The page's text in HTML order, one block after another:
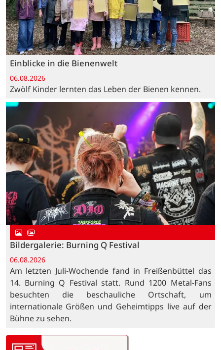
Einblicke in die Bienenwelt
06.08.2026
Zwölf Kinder lernten das Leben der Bienen kennen.
Bildergalerie: Burning Q Festival
06.08.2026
Am letzten Juli-Wochende fand in Freißenbüttel das
14. Burning Q Festival statt. Rund 1200 Metal-Fans
besuchten die beschauliche Ortschaft, um
internationale Größen und Geheimtipps live auf der
Bühne zu sehen.